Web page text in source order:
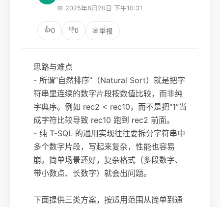
📅 2025年8月20日 下午10:31
👍0 👎0 🚨举报
思路与难点
- 所谓“自然排序”（Natural Sort）就是把字
符串里连续的数字片段按数值比较，而非纯
字典序。例如 rec2 < rec10，而不是把“1”当
成字符比较导致 rec10 跑到 rec2 前面。
- 纯 T-SQL 的通用实现往往要拆分字符串中
多个数字片段，写起来复杂，性能也容易
崩。简单场景还好，复杂格式（多段数字、
带小数点、长数字）就会出问题。
下面提供三类方案，按适用范围从简单到通